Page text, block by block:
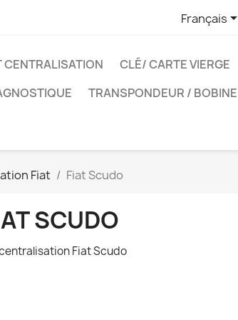
Français
CENTRALISATION CLÉ/ CARTE VIERGE
TRANSPONDEUR / BOBINE
Fiat Fiat Scudo
SCUDO
Fiat Scudo